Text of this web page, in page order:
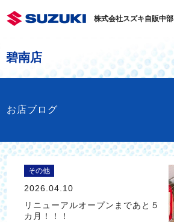
株式会社スズキ自販中部
碧南店
お店ブログ
その他
2026.04.10
リニューアルオープンまであと５
カ月！！！